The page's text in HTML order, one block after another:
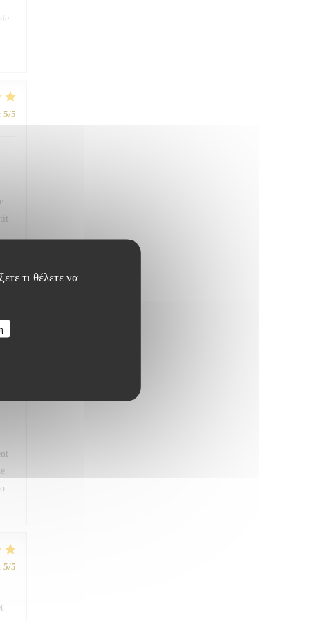
τι θέλετε να
: 5/5
: 5/5